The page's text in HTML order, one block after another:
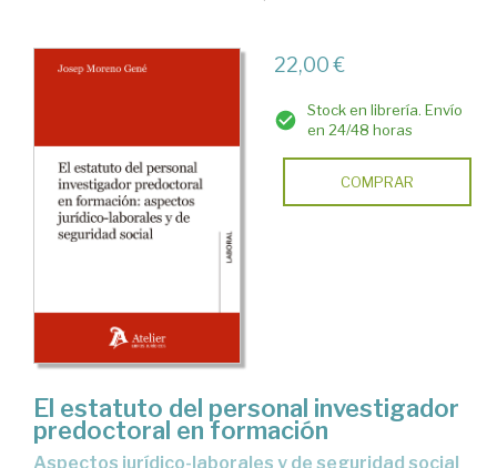
22,00 €
Stock en librería. Envío
en 24/48 horas
COMPRAR
El estatuto del personal investigador
predoctoral en formación
aspectos jurídico-laborales y de seguridad social